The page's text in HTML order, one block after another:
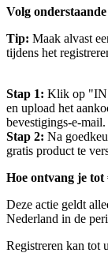
Volg
Tip: Maak alvast
tijdens het
Stap 1: Klik op
en upload het
bevestigings-e-mail.
Stap 2: Na
gratis product te
Hoe ontvang je tot
Deze actie geldt
Nederland in de
Registreren kan tot